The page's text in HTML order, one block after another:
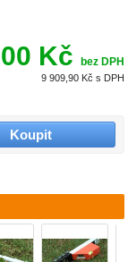
Kč bez DPH
9 909,90 Kč s DPH